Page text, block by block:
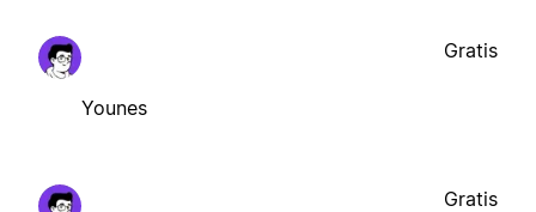
Younes
Gratis
Gratis